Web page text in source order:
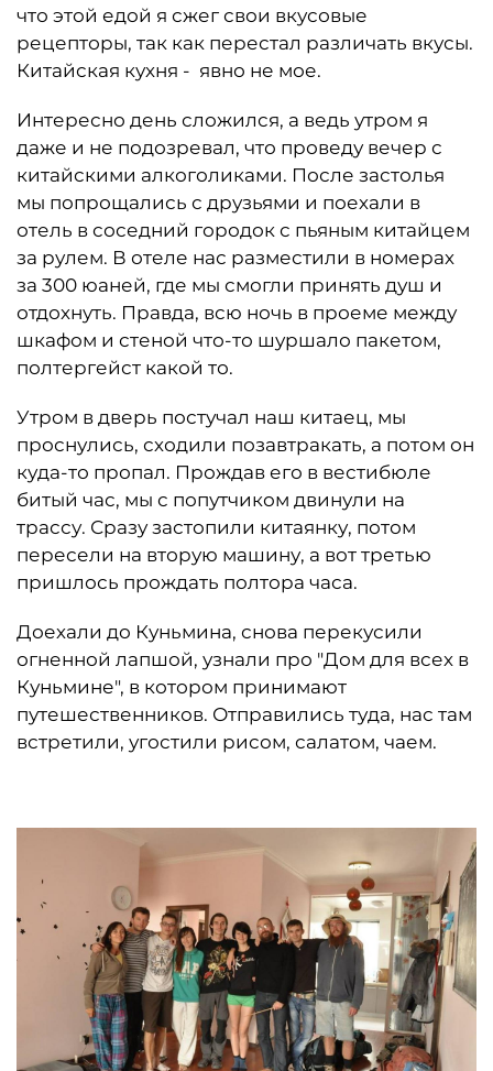
что этой едой я сжег свои вкусовые
рецепторы, так как перестал различать вкусы.
Китайская кухня - явно не мое.
Интересно день сложился, а ведь утром я
даже и не подозревал, что проведу вечер с
китайскими алкоголиками. После застолья
мы попрощались с друзьями и поехали в
отель в соседний городок с пьяным китайцем
за рулем. В отеле нас разместили в номерах
за 300 юаней, где мы смогли принять душ и
отдохнуть. Правда, всю ночь в проеме между
шкафом и стеной что-то шуршало пакетом,
полтергейст какой то.
Утром в дверь постучал наш китаец, мы
проснулись, сходили позавтракать, а потом он
куда-то пропал. Прождав его в вестибюле
битый час, мы с попутчиком двинули на
трассу. Сразу застопили китаянку, потом
пересели на вторую машину, а вот третью
пришлось прождать полтора часа.
Доехали до Куньмина, снова перекусили
огненной лапшой, узнали про "Дом для всех в
Куньмине", в котором принимают
путешественников. Отправились туда, нас там
встретили, угостили рисом, салатом, чаем.